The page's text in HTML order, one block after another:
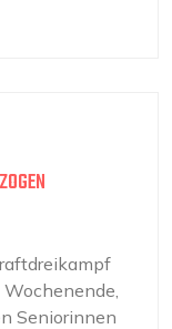
Seniorinnen